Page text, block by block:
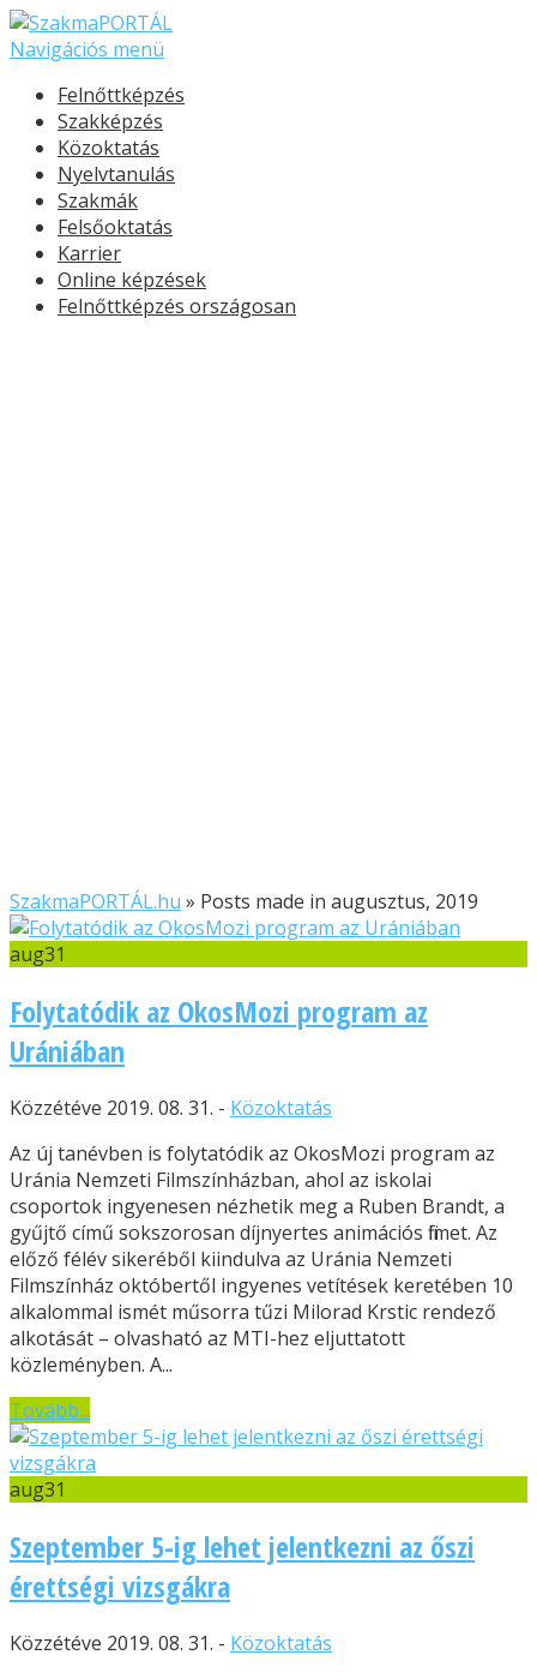
Navigációs menü
Felnőttképzés
Szakképzés
Közoktatás
Nyelvtanulás
Szakmák
Felsőoktatás
Karrier
Online képzések
Felnőttképzés országosan
SzakmaPORTÁL.hu » Posts made in augusztus, 2019
aug31
Folytatódik az OkosMozi program az
Urániában
Közzétéve 2019. 08. 31. - Közoktatás
Az új tanévben is folytatódik az OkosMozi program az
Uránia Nemzeti Filmszínházban, ahol az iskolai
csoportok ingyenesen nézhetik meg a Ruben Brandt, a
gyűjtő című sokszorosan díjnyertes animációs filmet. Az
előző félév sikeréből kiindulva az Uránia Nemzeti
Filmszínház októbertől ingyenes vetítések keretében 10
alkalommal ismét műsorra tűzi Milorad Krstic rendező
alkotását – olvasható az MTI-hez eljuttatott
közleményben. A...
Tovább...
aug31
Szeptember 5-ig lehet jelentkezni az őszi
érettségi vizsgákra
Közzétéve 2019. 08. 31. - Közoktatás